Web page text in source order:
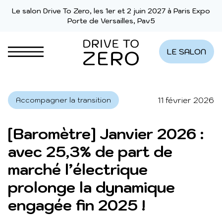
Aller au contenu
Le salon Drive To Zero, les 1er et 2 juin 2027 à Paris Expo
Porte de Versailles, Pav5
LE SALON
Accompagner la transition 11 février 2026
[Baromètre] Janvier 2026 :
avec 25,3% de part de
marché l’électrique
prolonge la dynamique
engagée fin 2025 !